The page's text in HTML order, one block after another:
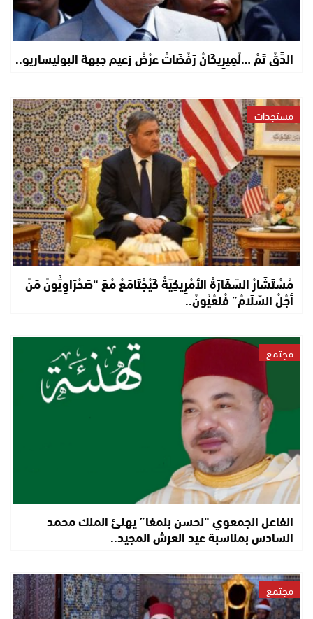
الدَّقْ تَمْ …لْمِيرِيكَانْ رَفْضَاتْ عرْضْ زعيم جبهة البوليساريو..
مستجدات
مُسْتَشَارْ السَّفَارَةْ الأَمْرِيكِيَّةْ كَيْجْتَامَعْ مْعَ “صَحْرَاوِيُّونْ مَنْ
أَجْلْ السَّلَامْ” فْلعْيُونْ..
مجتمع
الفاعل الجمعوي “لحسن بنمغا” يهنئ الملك محمد
السادس بمناسبة عيد العرش المجيد..
مجتمع